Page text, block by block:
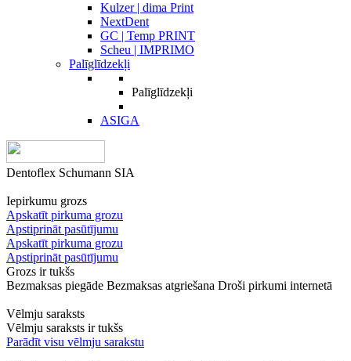
Kulzer | dima Print
NextDent
GC | Temp PRINT
Scheu | IMPRIMO
Palīglīdzekļi
Palīglīdzekļi
ASIGA
Dentoflex Schumann SIA
Iepirkumu grozs
Apskatīt pirkuma grozu
Apstiprināt pasūtījumu
Apskatīt pirkuma grozu
Apstiprināt pasūtījumu
Grozs ir tukšs
Bezmaksas piegāde Bezmaksas atgriešana Droši pirkumi internetā
Vēlmju saraksts
Vēlmju saraksts ir tukšs
Parādīt visu vēlmju sarakstu